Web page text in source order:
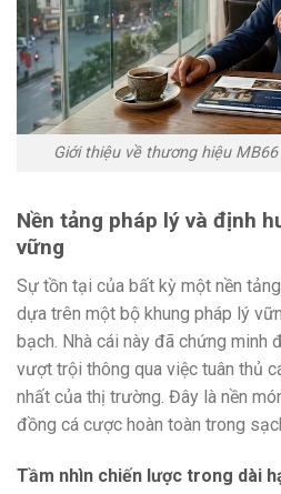
Giới thiệu về thương hiệu
Nền tảng pháp lý và định
vững
Sự tồn tại của bất kỳ một nền
dựa trên một bộ khung pháp lý
bạch. Nhà cái này đã chứng minh
vượt trội thông qua việc tuân thủ
nhất của thị trường. Đây là nền
đồng cá cược hoàn toàn trong
Tầm nhìn chiến lược trong dài